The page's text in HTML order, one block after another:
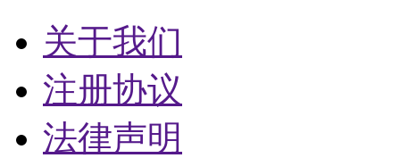
关于我们
注册协议
法律声明